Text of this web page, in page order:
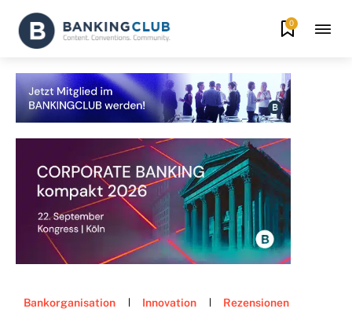
0
Bankorganisation Innovation Rezensionen